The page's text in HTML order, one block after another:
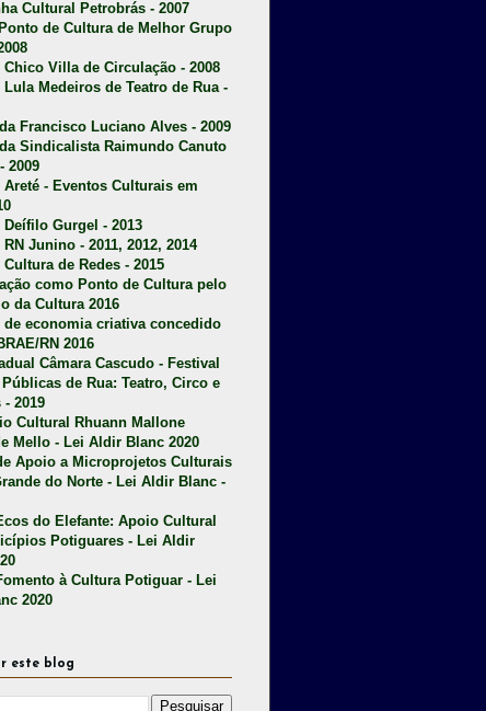
Cultural Petrobrás - 2007
de Cultura de Melhor Grupo
Villa de Circulação - 2008
Medeiros de Teatro de Rua -
Francisco Luciano Alves - 2009
Sindicalista Raimundo Canuto
2009
- Eventos Culturais em
Gurgel - 2013
Junino - 2011, 2012, 2014
de Redes - 2015
como Ponto de Cultura pelo
da Cultura 2016
de economia criativa concedido
RN 2016
Câmara Cascudo - Festival
de Rua: Teatro, Circo e
- 2019
Cultural Rhuann Mallone
Mello - Lei Aldir Blanc 2020
Apoio a Microprojetos Culturais
do Norte - Lei Aldir Blanc -
do Elefante: Apoio Cultural
Potiguares - Lei Aldir
à Cultura Potiguar - Lei
2020
este blog